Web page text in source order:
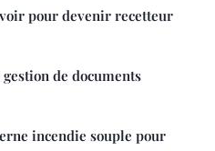
pour devenir recetteur
de documents
incendie souple pour